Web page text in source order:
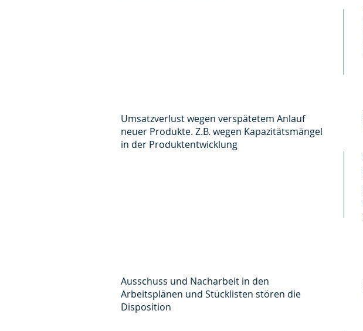
Umsatzverlust wegen verspätetem Anlauf
neuer Produkte. Z.B. wegen Kapazitätsmängel
in der Produktentwicklung
Ausschuss und Nacharbeit in den
Arbeitsplänen und Stücklisten stören die
Disposition